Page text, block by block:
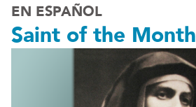
EN ESPAÑOL
Saint of the Month